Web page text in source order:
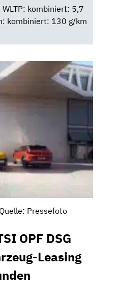
kombiniert: 5,7
kombiniert: 130 g/km
Pressefoto
OPF DSG
Leasing